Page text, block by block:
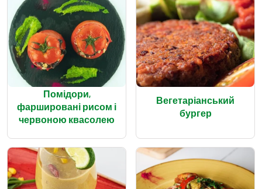
Помідори,
фаршировані рисом і
червоною квасолею
Вегетаріанський
бургер